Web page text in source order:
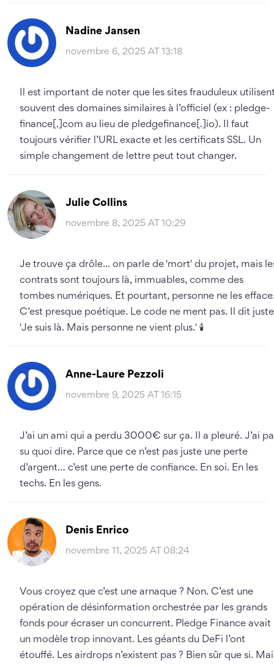
Nadine Jansen
novembre 6, 2025 AT 13:18
Il est important de noter que les sites frauduleux
souvent des domaines similaires à l’officiel (ex : pledge-
finance[.]com au lieu de pledgefinance[.]io). Il faut
toujours vérifier l’URL exacte et les certificats SSL. Un
simple changement de lettre peut tout changer.
Julie Collins
novembre 8, 2025 AT 10:29
Je trouve ça drôle... on parle de 'mort' du projet, mais
contrats sont toujours là, immuables, comme des
tombes numériques. Et pourtant, personne ne les
C’est presque poétique. Le code ne ment pas. Il dit
'Je suis là. Mais personne ne vient plus.' 🕯️
Anne-Laure Pezzoli
novembre 9, 2025 AT 16:15
J’ai un ami qui a perdu 3000€ sur ça. Il a pleuré. J’ai
su quoi dire. Parce que ce n’est pas juste une perte
d’argent… c’est une perte de confiance. En soi. En les
techs. En les gens.
Denis Enrico
novembre 11, 2025 AT 08:24
Vous croyez que c’est une arnaque ? Non. C’est une
opération de désinformation orchestrée par les grands
fonds pour écraser un concurrent. Pledge Finance avait
un modèle trop innovant. Les géants du DeFi l’ont
étouffé. Les airdrops n’existent pas ? Bien sûr que si.